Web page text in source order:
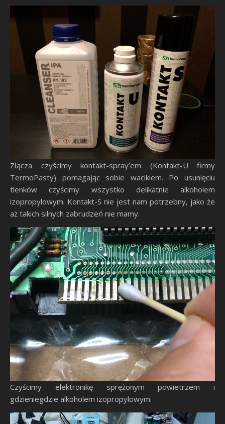
Złącza czyścimy kontakt-spray’em (Kontakt-U firmy
TermoPasty) pomagając sobie wacikiem. Po usunięciu
tlenków czyścimy wszystko delikatnie alkoholem
izopropylowym. Kontakt-S nie jest nam potrzebny, jako że
aż takich silnych zabrudzeń nie mamy.
Czyścimy elektronikę sprężonym powietrzem i
gdzieniegdzie alkoholem izopropylowym.